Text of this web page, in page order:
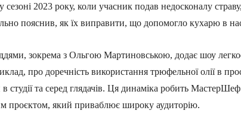
2023 року, коли учасник подав недосконалу
пояснив, як їх виправити, що допомогло кухарю в
зокрема з Ольгою Мартиновською, додає шоу
про доречність використання трюфельної олії в
студії та серед глядачів. Ця динаміка робить
проєктом, який приваблює широку аудиторію.